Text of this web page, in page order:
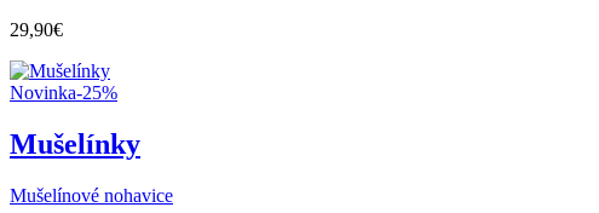
29,90€
Novinka-25%
Mušelínky
Mušelínové nohavice